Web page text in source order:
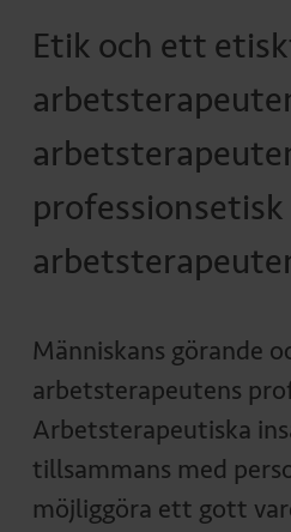
Etik och ett
Människans görande
arbetsterapeutens
Arbetsterapeutiska
tillsammans med
möjliggöra ett gott